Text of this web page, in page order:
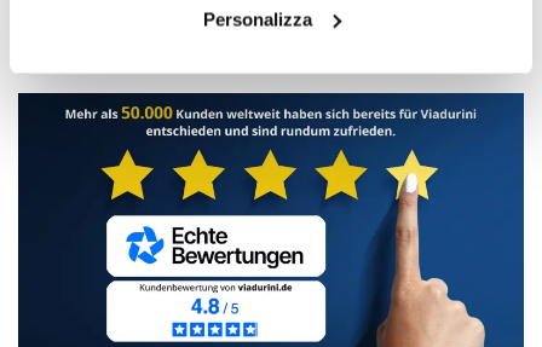
Personalizza
zugreifen!